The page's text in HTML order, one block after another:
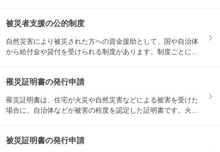
被災者支援の公的制度
自然災害により被災された方への資金援助として、国や自治体
から給付金や貸付を受けられる制度があります。制度ごとに対
罹災証明書の発行申請
罹災証明書は、住宅が火災や自然災害などによる被害を受けた
場合に、自治体などが被害の程度を認定した証明書です。火災
被災証明書の発行申請